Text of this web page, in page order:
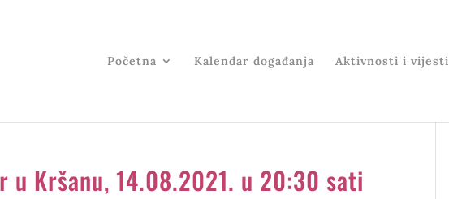
Početna Kalendar događanja Aktivnosti i vijesti
u Kršanu, 14.08.2021. u 20:30 sati